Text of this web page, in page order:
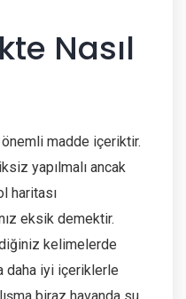
Nasıl
önemli madde içeriktir.
yapılmalı ancak
haritası
eksik demektir.
kelimelerde
daha iyi içeriklerle